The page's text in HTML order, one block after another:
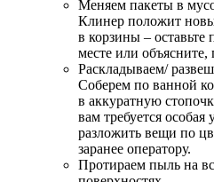
Меняем пакеты в
Клинер положит
в корзины – оставьте
месте или объясните,
Раскладываем/
Соберем по ванной
в аккуратную
вам требуется особая
разложить вещи по
заранее оператору.
Протираем пыль на